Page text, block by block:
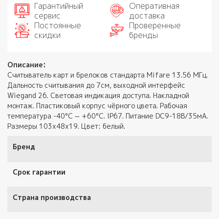
Гарантийный
сервис
Оперативная
доставка
Постоянные
скидки
Проверенные
бренды
Описание:
Считыватель карт и брелоков стандарта Mifare 13.56 МГц.
Дальность считывания до 7см, выходной интерфейс
Wiegand 26. Световая индикация доступа. Накладной
монтаж. Пластиковый корпус чёрного цвета. Рабочая
температура -40°C ~ +60°C. IP67. Питание DС9-18В/35мA.
Размеры 103х48х19. Цвет: белый.
Бренд
Срок гарантии
Страна производства